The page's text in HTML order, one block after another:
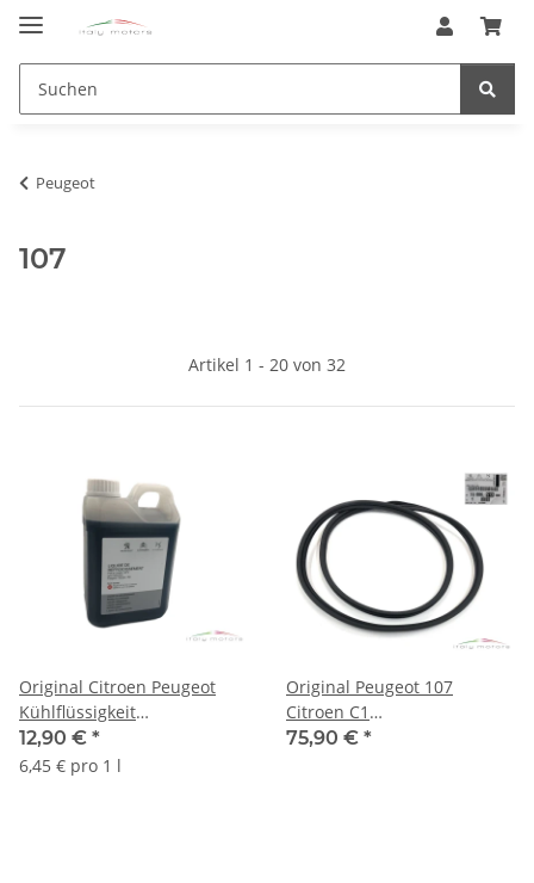
Peugeot
107
Artikel 1 - 20 von 32
Original Citroen Peugeot
Kühlflüssigkeit
Frostschutzmittel 2 Liter
1637756380
12,90 € *
6,45 € pro 1 l
Original Peugeot 107
Citroen C1
Kofferraumklappe
75,90 € *